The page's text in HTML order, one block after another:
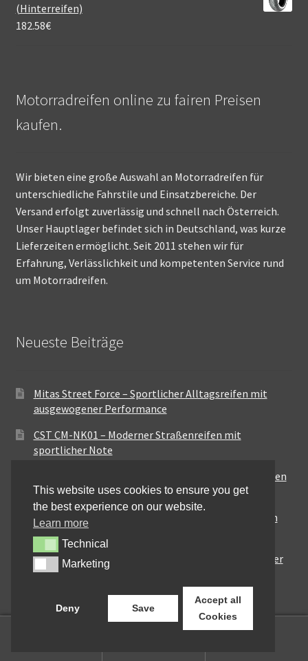
(Hinterreifen)
182.58€
Motorradreifen online zu fairen Preisen
kaufen.
Wir bieten eine große Auswahl an Motorradreifen für
unterschiedliche Fahrstile und Einsatzbereiche. Der
Versand erfolgt zuverlässig und schnell nach Österreich.
Unser Hauptlager befindet sich in Deutschland, was kurze
Lieferzeiten ermöglicht. Seit 2011 stehen wir für
Erfahrung, Verlässlichkeit und kompetenten Service rund
um Motorradreifen.
Neueste Beiträge
Mitas Street Force – Sportlicher Alltagsreifen mit
ausgewogener Performance
CST CM-NK01 – Moderner Straßenreifen mit
sportlicher Note
Maxxis MA-ST3 – Ausgewogener Sport-Touring-Reifen
für vielseitige Einsätze
Pirelli City Demon – Zuverlässigkeit für den urbanen
Alltag
Metzeler Perfect ME77 – Klassische Optik mit solider
Straßenperformance
This website uses cookies to ensure you get
the best experience on our website.
Learn more
TechnicalTechnical
MarketingMarketing
Deny Save
Accept all
Cookies